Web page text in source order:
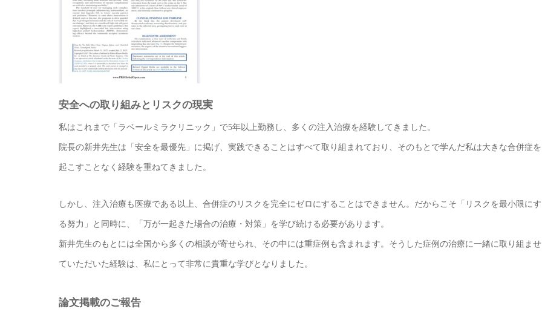
安全への取り組みとリスクの現実
私はこれまで「ラベールミラクリニック」で5年以上勤務し、多くの注入治療を経験してきました。
院長の新井先生は「安全を最優先」に掲げ、実践できることはすべて取り組まれており、そのもとで学んだ私は大きな合併症を
起こすことなく経験を重ねてきました。
しかし、注入治療も医療である以上、合併症のリスクを完全にゼロにすることはできません。だからこそ「リスクを最小限にす
る努力」と同時に、「万が一起きた場合の治療・対策」を学び続ける必要があります。
新井先生のもとには全国から多くの相談が寄せられ、その中には重症例も含まれます。そうした症例の治療に一緒に取り組ませ
ていただいた経験は、私にとって非常に貴重な学びとなりました。
論文掲載のご報告